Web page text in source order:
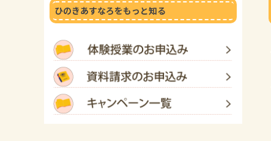
ひのきあすなろをもっと知る